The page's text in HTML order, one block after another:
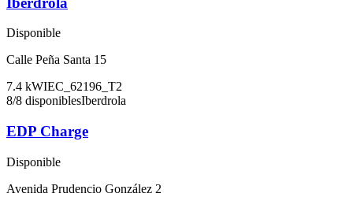
Disponible
Calle Peña Santa 15
7.4 kWIEC_62196_T2
8/8 disponiblesIberdrola
EDP Charge
Disponible
Avenida Prudencio González 2